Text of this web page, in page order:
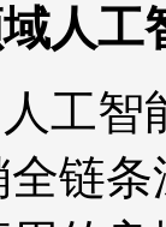
人工
工
链